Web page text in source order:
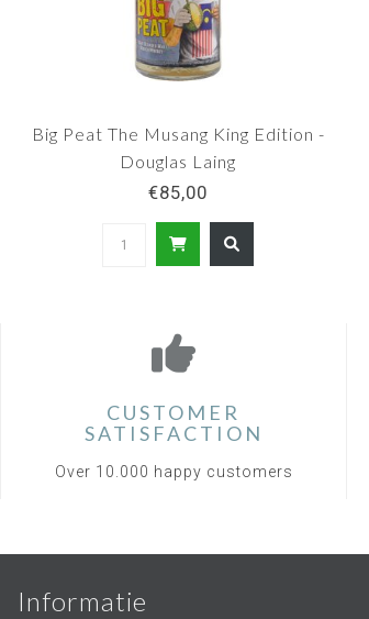
Big Peat The Musang King Edition -
Douglas Laing
€85,00
CUSTOMER
SATISFACTION
Over 10.000 happy customers
Informatie